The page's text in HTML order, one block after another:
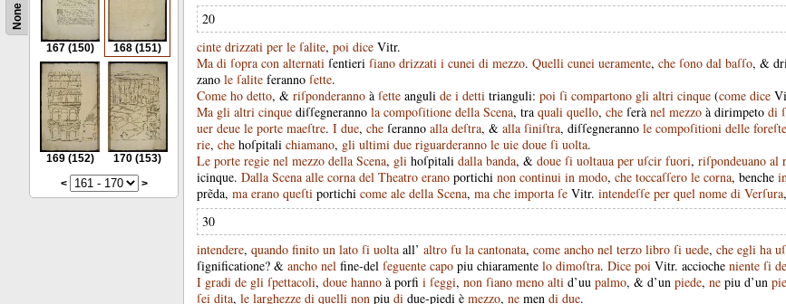
None
167 (150) 168 (151)
169 (152) 170 (153)
<
>
20
cinte drizzati per le ſalite, poi dice Vitr.
Ma di ſopra con alternati ſentieri ſiano drizzati i cunei di mezzo. Quelli cunei ueramente, che ſono dal baſſo, &
zano le ſalite feranno ſette.
Come ho detto, & riſponderanno à ſette anguli de i detti trianguli: poi ſi compartono gli altri cinque (come dice
Ma gli altri cinque diſſegneranno la compoſitione della Scena, tra quali quello, che ſerà nel mezzo à dirimpeto di
uer deue le porte maeſtre. I due, che ſeranno alla deſtra, & alla ſiniſtra, diſſegneranno le compoſitioni delle
rie, che hoſpitali chiamano, gli ultimi due riguarderanno le uie doue ſi uolta.
Le porte regie nel mezzo della Scena, gli hoſpitali dalla banda, & doue ſi uoltaua per uſcir fuori, riſpondeuano al
icinque. Dalla Scena alle corna del Theatro erano portichi non continui in modo, che toccaſſero le corna, benche
prẽda, ma erano queſti portichi come ale della Scena, ma che importa ſe Vitr. intendeſſe per quel nome di Verſura,
30
intendere, quando finito un lato ſi uolta all’ altro ſu la cantonata, come ancho nel terzo libro ſi uede, che egli ha
ſignificatione? & ancho nel fine-del ſeguente capo piu chiaramente lo dimoſtra. Dice poi Vitr. accioche niente ſi
I gradi de gli ſpettacoli, doue hanno à porfi i ſeggi, non ſiano meno alti d’uu palmo, & d’un piede, ne piu d’un
ſei dita, le larghezze di quelli non piu di due-piedi è mezzo, ne men di due.